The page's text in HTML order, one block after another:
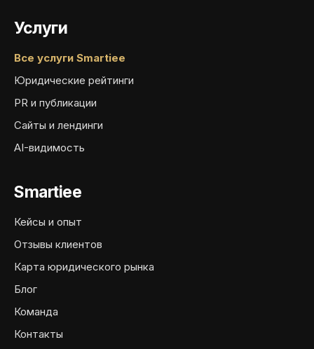
Услуги
Все услуги Smartiee
Юридические рейтинги
PR и публикации
Сайты и лендинги
AI-видимость
Smartiee
Кейсы и опыт
Отзывы клиентов
Карта юридического рынка
Блог
Команда
Контакты